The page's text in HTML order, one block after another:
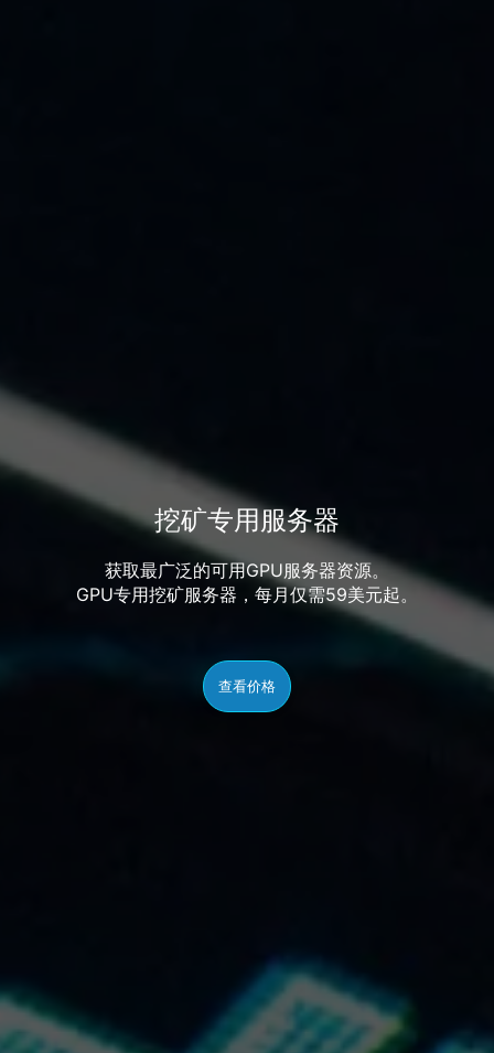
挖矿专用服务器
获取最广泛的可用GPU服务器资源。
GPU专用挖矿服务器，每月仅需59美元起。
查看价格